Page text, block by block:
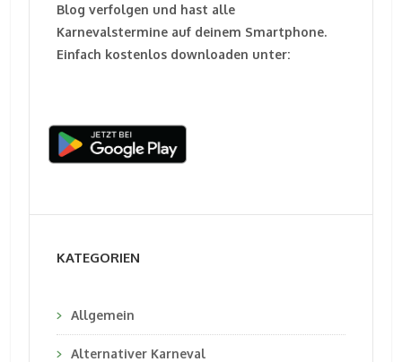
Blog verfolgen und hast alle
Karnevalstermine auf deinem Smartphone.
Einfach kostenlos downloaden unter:
KATEGORIEN
Allgemein
Alternativer Karneval